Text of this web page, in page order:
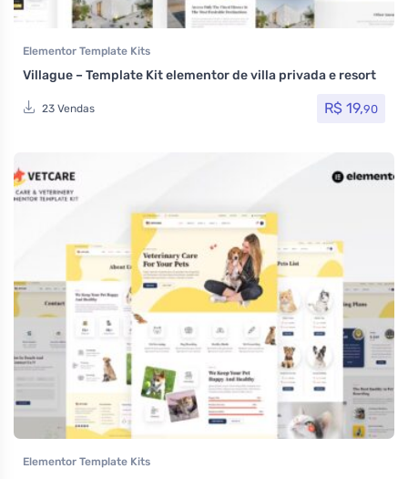
Elementor Template Kits
Villague – Template Kit elementor de villa privada e resort
23 Vendas R$ 19,90
Elementor Template Kits